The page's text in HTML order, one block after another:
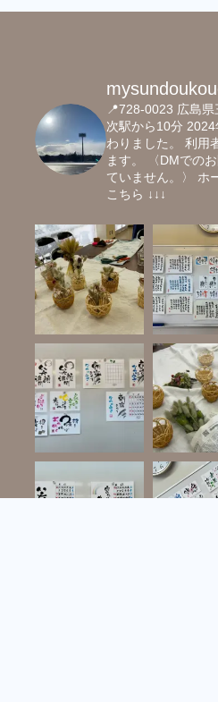
📍728-0023 広島
次駅から10分 2024
わりました。
利用
ます。
〈DMでの
ていません。〉
ホ
こちら ↓↓↓